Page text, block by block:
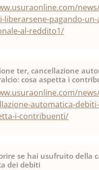
liberarsene-pagando-
al-reddito1/
ter, cancellazione
cosa aspetta i
automatica-
i-contribuenti/
se hai usufruito della
dei debiti